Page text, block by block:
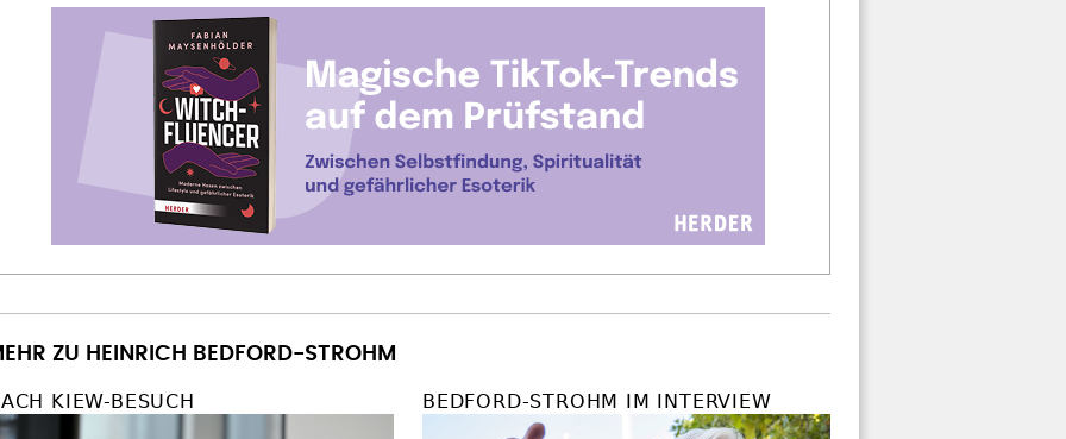
ZU HEINRICH BEDFORD-STROHM
KIEW-BESUCH BEDFORD-STROHM IM INTERVIEW